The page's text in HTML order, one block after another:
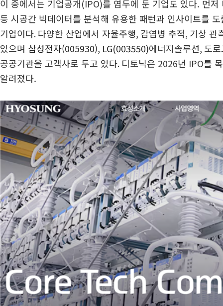
이 중에서는 기업공개(IPO)를 염두에 둔 기업도 있다. 먼
등 시공간 빅데이터를 분석해 유용한 패턴과 인사이트를
기업이다.다양한 산업에서 자율주행, 감염병 추적, 기상 관
있으며 삼성전자(005930), LG(003550)에너지솔루션, 도
공공기관을 고객사로 두고 있다. 디토닉은 2026년 IPO를
알려졌다.